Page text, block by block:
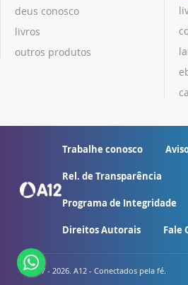
deus conosco
livros
outros produtos
Trabalhe conosco
Rel. de Transparência
Programa de Integridade
Direitos Autorais Fale
© 2007 - 2026. A12 - Conectados pela fé.